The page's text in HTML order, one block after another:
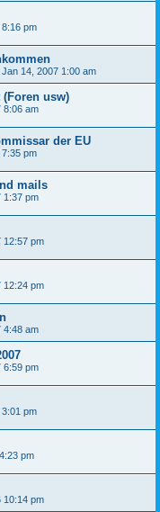
pm
Jan 14, 2007 1:00 am
usw)
8:06 am
der EU
pm
mails
1:37 pm
12:57 pm
12:24 pm
4:48 am
6:59 pm
pm
pm
10:14 pm